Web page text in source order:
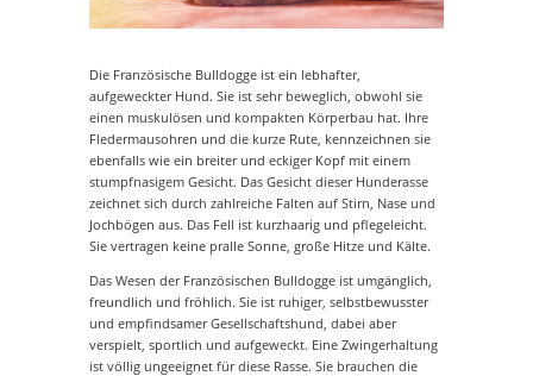
Die Französische Bulldogge ist ein lebhafter,
aufgeweckter Hund. Sie ist sehr beweglich, obwohl sie
einen muskulösen und kompakten Körperbau hat. Ihre
Fledermausohren und die kurze Rute, kennzeichnen sie
ebenfalls wie ein breiter und eckiger Kopf mit einem
stumpfnasigem Gesicht. Das Gesicht dieser Hunderasse
zeichnet sich durch zahlreiche Falten auf Stirn, Nase und
Jochbögen aus. Das Fell ist kurzhaarig und pflegeleicht.
Sie vertragen keine pralle Sonne, große Hitze und Kälte.
Das Wesen der Französischen Bulldogge ist umgänglich,
freundlich und fröhlich. Sie ist ruhiger, selbstbewusster
und empfindsamer Gesellschaftshund, dabei aber
verspielt, sportlich und aufgeweckt. Eine Zwingerhaltung
ist völlig ungeeignet für diese Rasse. Sie brauchen die